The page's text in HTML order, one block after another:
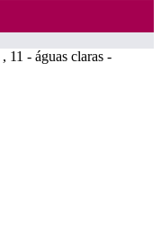
11 - águas claras -